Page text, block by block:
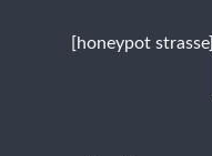
[honeypot strasse]